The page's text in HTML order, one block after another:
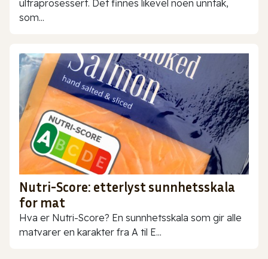
ultraprosessert. Det finnes likevel noen unntak,
som...
Nutri-Score: etterlyst sunnhetsskala
for mat
Hva er Nutri-Score? En sunnhetsskala som gir alle
matvarer en karakter fra A til E...